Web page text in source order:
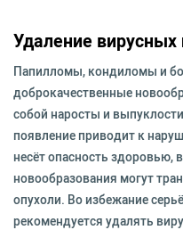
Удаление
Папилломы, кондиломы и
доброкачественные
собой наросты и
появление приводит к
несёт опасность здоровью,
новообразования могут
опухоли. Во избежание
рекомендуется удалять